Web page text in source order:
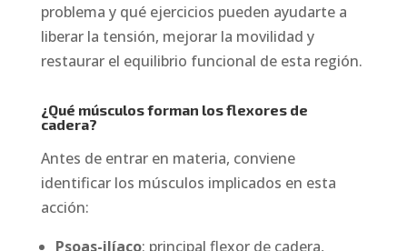
problema y qué ejercicios pueden ayudarte a
liberar la tensión, mejorar la movilidad y
restaurar el equilibrio funcional de esta región.
¿Qué músculos forman los flexores de
cadera?
Antes de entrar en materia, conviene
identificar los músculos implicados en esta
acción:
Psoas-ilíaco: principal flexor de cadera,